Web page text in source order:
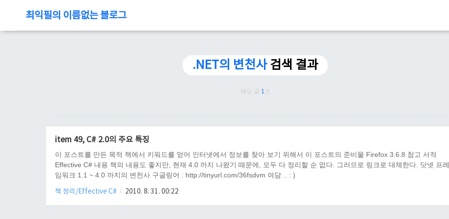
최익필의 이름없는 블로그
.NET의 변천사 검색 결과
해당 글 1 건
item 49, C# 2.0의 주요 특징
이 포스트를 만든 목적 책에서 키워드를 얻어 인터넷에서 정보를 찾아 보기 위해서 이 포스트의 준비물 Firefox 3.6.8 참고 서적
Effective C# 내용 책의 내용도 좋지만, 현재 4.0 까지 나왔기 때문에, 모두 다 정리할 순 없다. 그러므로 링크로 대체한다. 닷넷 프레
임워크 1.1 ~ 4.0 까지의 변천사 구글링어 : http://tinyurl.com/36fsdvm 여담 .. : )
책 정리/Effective C# 2010. 8. 31. 00:22